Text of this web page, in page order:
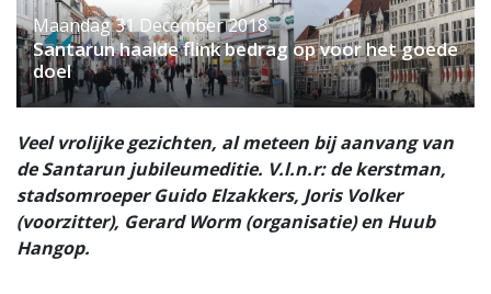
Maandag 31 December 2018
Santarun haalde flink bedrag op voor het goede
doel
Veel vrolijke gezichten, al meteen bij aanvang van
de Santarun jubileumeditie. V.l.n.r: de kerstman,
stadsomroeper Guido Elzakkers, Joris Volker
(voorzitter), Gerard Worm (organisatie) en Huub
Hangop.